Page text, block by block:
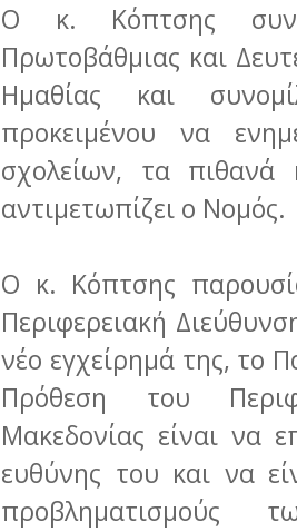
Ο κ. Κόπτσης
Πρωτοβάθμιας και
Ημαθίας και
προκειμένου να
σχολείων, τα
αντιμετωπίζει ο Νομός.
Ο κ. Κόπτσης
Περιφερειακή
νέο εγχείρημά της, το
Πρόθεση του
Μακεδονίας είναι να
ευθύνης του και να